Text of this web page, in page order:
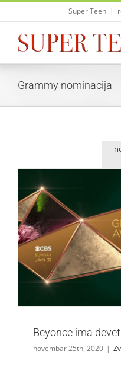
Skip
Super Teen |
Grammy nominacija
Beyonce ima
Beyonce ima
novembar 25th, 2020 |